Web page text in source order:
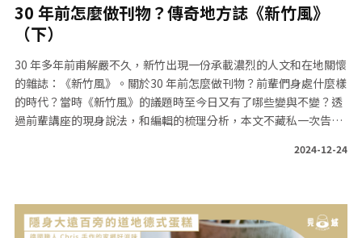
30 年前怎麼做刊物？傳奇地方誌《新竹風》
（下）
30 年多年前甫解嚴不久，新竹出現一份承載濃烈的人文和在地關懷
的雜誌：《新竹風》。關於30 年前怎麼做刊物？前輩們身處什麼樣
的時代？當時《新竹風》的議題時至今日又有了哪些變與不變？透
過前輩講座的現身說法，和編輯的梳理分析，本文不藏私一次告訴
等多元領域，以身作則地告訴我們：只要行動，就有希望！
2024-12-24